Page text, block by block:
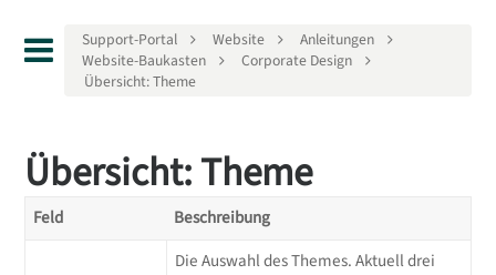
Support-Portal Website
Anleitungen
Website-Baukasten
Corporate Design
Übersicht: Theme
Übersicht: Theme
Feld Beschreibung
Die Auswahl des Themes. Aktuell drei